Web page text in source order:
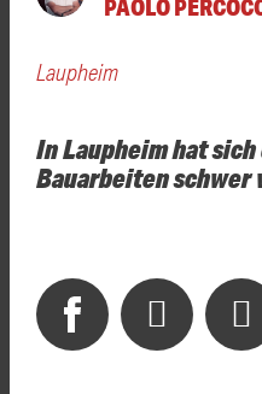
PAOLO
Laupheim
In Laupheim hat
Bauarbeiten schwer